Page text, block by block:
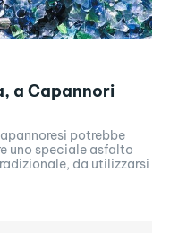
a Capannori
potrebbe
uno speciale asfalto
da utilizzarsi